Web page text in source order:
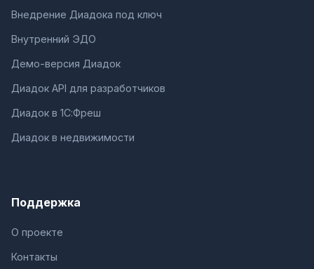
Внедрение Диадока под ключ
Внутренний ЭДО
Демо-версия Диадок
Диадок API для разработчиков
Диадок в 1С:Фреш
Диадок в недвижимости
Поддержка
О проекте
Контакты